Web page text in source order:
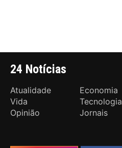
24 Notícias
Atualidade Economia
Vida
Tecnologia
Opinião
Jornais